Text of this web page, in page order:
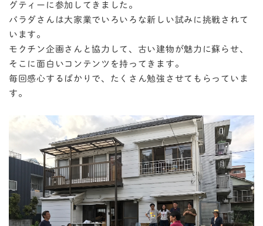
グティーに参加してきました。
バラダさんは大家業でいろいろな新しい試みに挑戦されて
います。
モクチン企画さんと協力して、古い建物が魅力に蘇らせ、
そこに面白いコンテンツを持ってきます。
毎回感心するばかりで、たくさん勉強させてもらっていま
す。